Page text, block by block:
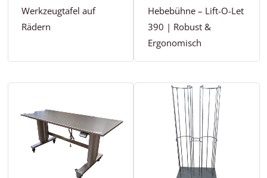
Werkzeugtafel auf
Rädern
Hebebühne – Lift-O-Let
390 | Robust &
Ergonomisch